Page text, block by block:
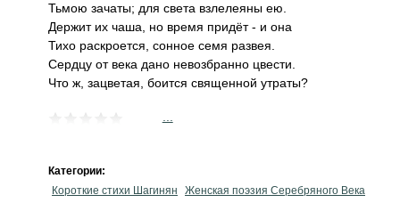
Тьмою зачаты; для света взлелеяны ею.
Держит их чаша, но время придёт - и она
Тихо раскроется, сонное семя развея.
Сердцу от века дано невозбранно цвести.
Что ж, зацветая, боится священной утраты?
Категории:
Короткие стихи Шагинян
Женская поэзия Серебряного Века